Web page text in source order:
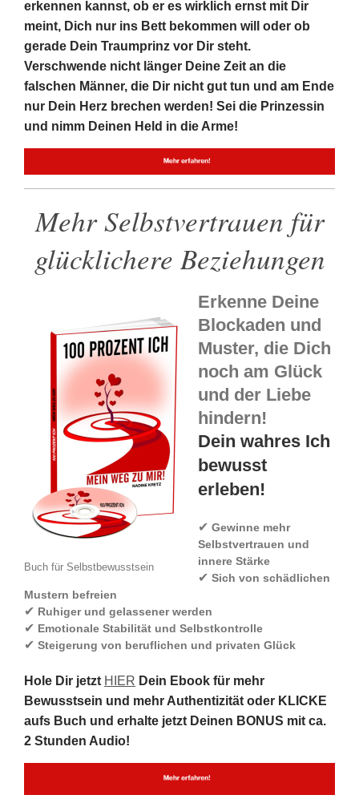
erkennen kannst, ob er es wirklich ernst mit Dir
meint, Dich nur ins Bett bekommen will oder ob
gerade Dein Traumprinz vor Dir steht.
Verschwende nicht länger Deine Zeit an die
falschen Männer, die Dir nicht gut tun und am Ende
nur Dein Herz brechen werden! Sei die Prinzessin
und nimm Deinen Held in die Arme!
Mehr Selbstvertrauen für
glücklichere Beziehungen
Buch für Selbstbewusstsein
Erkenne Deine
Blockaden und
Muster, die Dich
noch am Glück
und der Liebe
hindern!
Dein wahres Ich
bewusst
erleben!
✔ Gewinne mehr
Selbstvertrauen und
innere Stärke
✔ Sich von schädlichen
Mustern befreien
✔ Ruhiger und gelassener werden
✔ Emotionale Stabilität und Selbstkontrolle
✔ Steigerung von beruflichen und privaten Glück
Hole Dir jetzt HIER Dein Ebook für mehr
Bewusstsein und mehr Authentizität oder KLICKE
aufs Buch und erhalte jetzt Deinen BONUS mit ca.
2 Stunden Audio!